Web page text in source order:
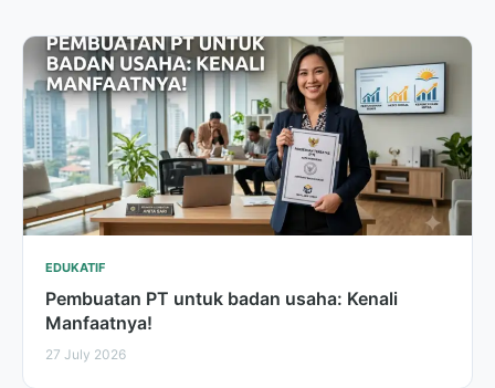
EDUKATIF
Pembuatan PT untuk badan usaha: Kenali
Manfaatnya!
27 July 2026